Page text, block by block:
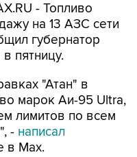
- Топливо
на 13 АЗС сети
губернатор
пятницу.
"Атан" в
марок Аи-95 Ultra,
лимитов по всем
- написал
в Max.